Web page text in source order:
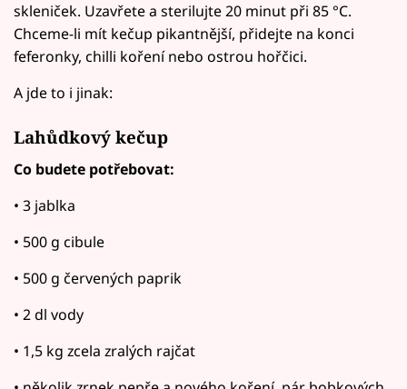
skleniček. Uzavřete a sterilujte 20 minut při 85 °C.
Chceme-li mít kečup pikantnější, přidejte na konci
feferonky, chilli koření nebo ostrou hořčici.
A jde to i jinak:
Lahůdkový kečup
Co budete potřebovat:
• 3 jablka
• 500 g cibule
• 500 g červených paprik
• 2 dl vody
• 1,5 kg zcela zralých rajčat